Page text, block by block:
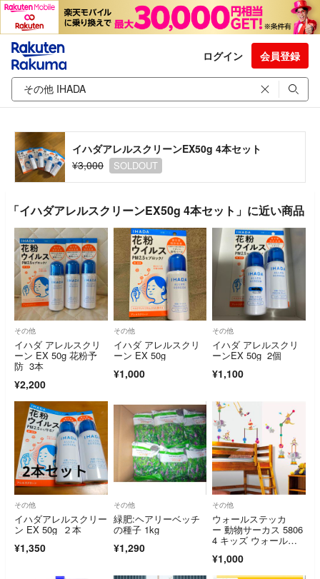
ログイン 会員登録
イハダアレルスクリーンEX50g 4本セット
¥3,000
SOLDOUT
「イハダアレルスクリーンEX50g 4本セット」に近い商品
その他
イハダ アレルスクリ
ーン EX 50g 花粉予
防 3本
¥2,200
その他
イハダ アレルスクリ
ーン EX 50g
¥1,000
その他
イハダ アレルスクリ
ーンEX 50g 2個
¥1,100
その他
イハダアレルスクリー
ン EX 50g ２本
¥1,350
その他
緑肥:ヘアリーベッチ
の種子 1kg
¥1,290
その他
ウォールステッカ
ー 動物サーカス 5806
4 キッズ ウォールシ
¥1,000